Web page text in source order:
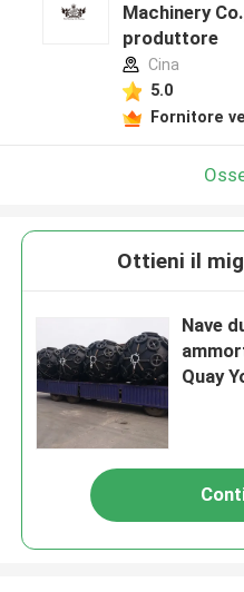
Machinery
produttore
Cina
5.0
Fornitore
Ottieni il
Nave
Quay